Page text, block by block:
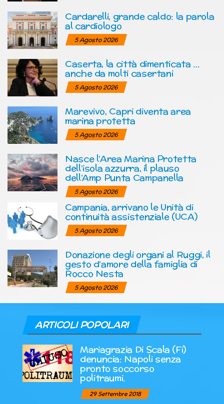
Cardarelli, grande caldo: la parola
al cardiologo
5 Agosto 2026
Caserta, la città dimenticata …
anche da molti casertani
5 Agosto 2026
Marevivo, Capri diventa area
marina protetta
5 Agosto 2026
Nasce l’Area Marina Protetta
dell’isola azzurra, il plauso
dell’Amp Punta Campanella
5 Agosto 2026
Campania, arrivano le Unità di
continuità assistenziale (UCA)
5 Agosto 2026
Donazione degli organi al Ruggi, il
gesto d’amore della famiglia di
Rocco Nesta
5 Agosto 2026
ARTICOLI POPOLARI
Mariagrazia Di Scala (Fi)
denuncia: Napoli senza
pronto soccorso
politraumi.
29 Settembre 2018